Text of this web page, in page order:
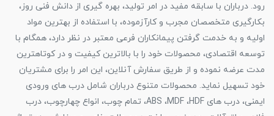
رود. درباران با سابقه مفید در امر تولید، بهره گیری از دانش فنی روز،
بکارگیری متخصصان مجرب و کارآزموده، با استفاده از بهترین مواد
اولیه و به خدمت گرفتن پیمانکاران فرعی معتبر در نظر دارد، همگام با
توسعه اقتصادی، محصولات خود را با بالاترین کیفیت و در کوتاهترین
مدت عرضه نموده و از طریق سفارش آنلاین، این امر را برای مشتریان
خود تسهیل نماید. محصولات متنوع درباران شامل درب های ورودی
ایمنی، درب های ABS ،MDF ،HDF، تمام چوب، انواع چهارچوب، درب